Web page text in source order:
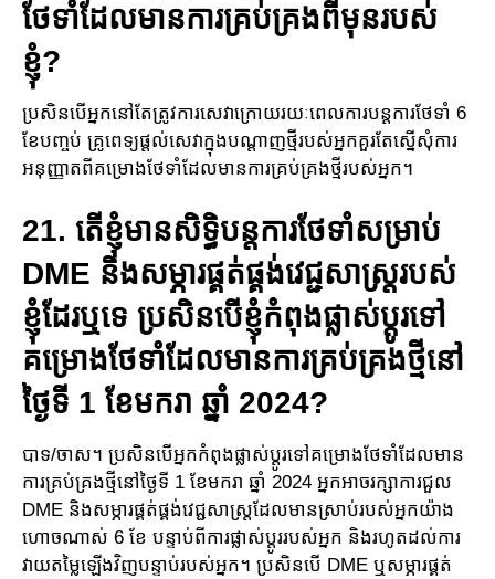
ថែទាំដែល​មាន​ការគ្រប់គ្រងពីមុនរបស់
ខ្ញុំ?
ប្រសិនបើអ្នកនៅតែត្រូវការសេវាក្រោយរយៈពេល​ការបន្តការថែទាំ​ 6
ខែបញ្ចប់ គ្រូពេទ្យ​ផ្តល់សេវាក្នុង​បណ្តាញ​ថ្មីរបស់អ្នកគួរតែស្នើសុំការ
អនុញ្ញាតពី​គម្រោង​ថែទាំដែលមានការគ្រប់គ្រងថ្មីរបស់អ្នក។
21. តើខ្ញុំមានសិទ្ធិបន្តការ​ថែទាំសម្រាប់
DME និងសម្ភារ​ផ្គត់ផ្គង់​វេជ្ជ​សាស្រ្ត​របស់
ខ្ញុំដែរឬទេ ប្រសិនបើខ្ញុំកំពុង​ផ្លាស់ប្តូរទៅ
គម្រោង​ថែទាំ​ដែល​មានការ​គ្រប់គ្រងថ្មី​នៅ
ថ្ងៃទី 1 ខែមករា ឆ្នាំ 2024?
បាទ/ចាស។ ប្រសិនបើអ្នកកំពុងផ្លាស់ប្តូរទៅគម្រោង​ថែទាំដែលមាន
ការ​គ្រប់គ្រងថ្មី​នៅថ្ងៃទី 1 ខែមករា ឆ្នាំ 2024 អ្នកអាចរក្សាការជួល
DME និង​សម្ភារផ្គត់ផ្គង់វេជ្ជសាស្រ្តដែលមានស្រាប់​របស់​អ្នក​យ៉ាង​
ហោច​ណាស់​ 6 ខែ បន្ទាប់ពីការផ្លាស់ប្តូររបស់អ្នក និងរហូតដល់ការ
វាយតម្លៃឡើងវិញបន្ទាប់របស់អ្នក។ ប្រសិន​បើ​ DME ឬសម្ភារផ្គត់